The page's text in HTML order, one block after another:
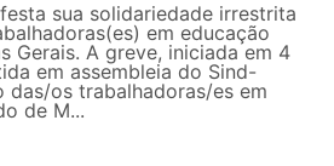
sua solidariedade irrestrita
em educação
Gerais. A greve, iniciada em 4
em assembleia do Sind-
das/os trabalhadoras/es em
de M...